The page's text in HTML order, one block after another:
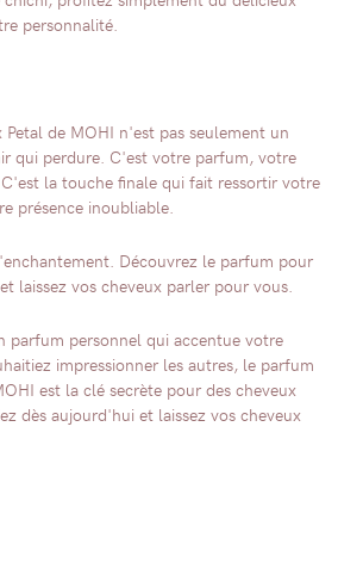
personnalité.
de MOHI n'est pas seulement un
qui perdure. C'est votre parfum, votre
la touche finale qui fait ressortir votre
présence inoubliable.
Découvrez le parfum pour
laissez vos cheveux parler pour vous.
parfum personnel qui accentue votre
impressionner les autres, le parfum
est la clé secrète pour des cheveux
dès aujourd'hui et laissez vos cheveux